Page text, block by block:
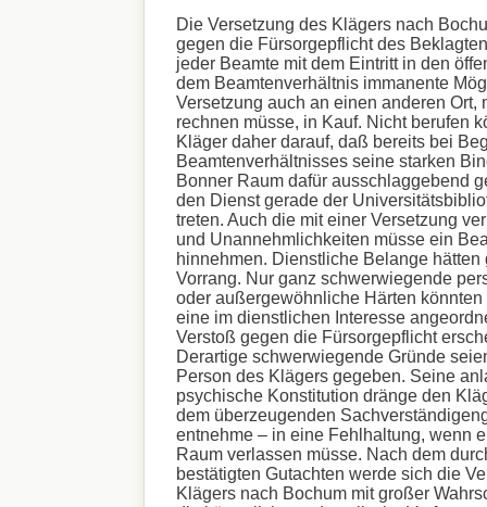
Die Versetzung des Klägers nach
gegen die Fürsorgepflicht des
jeder Beamte mit dem Eintritt in den
dem Beamtenverhältnis immanente
Versetzung auch an einen anderen Ort,
rechnen müsse, in Kauf. Nicht berufen
Kläger daher darauf, daß bereits bei
Beamtenverhältnisses seine starken
Bonner Raum dafür ausschlaggebend
den Dienst gerade der
treten. Auch die mit einer Versetzung
und Unannehmlichkeiten müsse ein
hinnehmen. Dienstliche Belange hätten
Vorrang. Nur ganz schwerwiegende
oder außergewöhnliche Härten
eine im dienstlichen Interesse
Verstoß gegen die Fürsorgepflicht
Derartige schwerwiegende Gründe
Person des Klägers gegeben. Seine
psychische Konstitution dränge den
dem überzeugenden
entnehme – in eine Fehlhaltung, wenn
Raum verlassen müsse. Nach dem
bestätigten Gutachten werde sich die
Klägers nach Bochum mit großer